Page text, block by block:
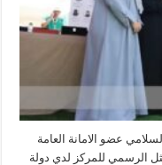
عضو الامانة العامة
الرسمي للمركز لدي دولة